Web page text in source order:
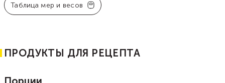
Таблица мер и весов
ПРОДУКТЫ ДЛЯ РЕЦЕПТА